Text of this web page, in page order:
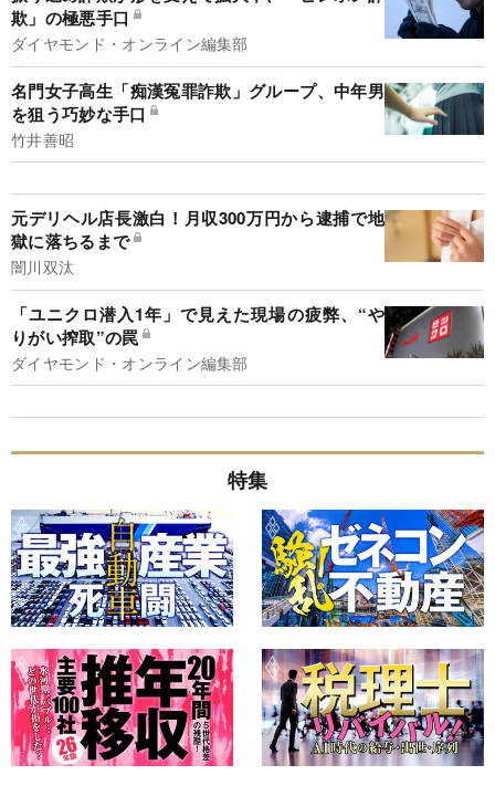
欺」の極悪手口
ダイヤモンド・オンライン編集部
名門女子高生「痴漢冤罪詐欺」グループ、中年男
を狙う巧妙な手口
竹井善昭
元デリヘル店長激白！月収300万円から逮捕で地
獄に落ちるまで
闇川双汰
「ユニクロ潜入1年」で見えた現場の疲弊、“や
りがい搾取”の罠
ダイヤモンド・オンライン編集部
特集